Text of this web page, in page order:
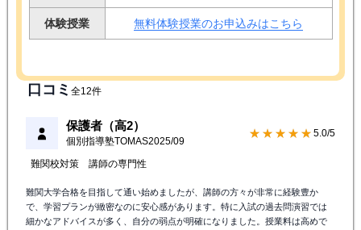
体験授業 無料体験授業のお申込みはこちら
口コミ 全12件
保護者（高2）
個別指導塾TOMAS2025/09
★★★★★ 5.0/5
難関校対策 講師の専門性
難関大学合格を目指して通い始めましたが、講師の方々が非常に経験豊か
で、学習プランが緻密なのに安心感があります。特に入試の過去問演習では
細かなアドバイスが多く、自分の弱点が明確になりました。授業料は高めで